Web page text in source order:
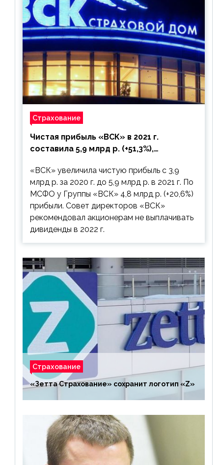
Страхование
Чистая прибыль «ВСК» в 2021 г.
составила 5,9 млрд р. (+51,3%),
выплачивать
«ВСК» увеличила чистую прибыль с 3,9
млрд р. за 2020 г. до 5,9 млрд р. в 2021 г. По
МСФО у Группы «ВСК» 4,8 млрд р. (+20,6%)
прибыли. Совет директоров «ВСК»
рекомендовал акционерам не выплачивать
дивиденды в 2022 г.
Страхование
«Зетта Страхование» сохранит логотип «Z»